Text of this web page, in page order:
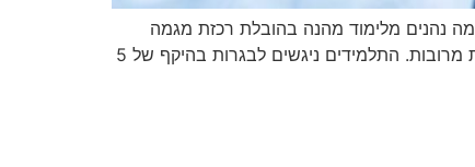
נהנים מלימוד מהנה בהובלת רכזת מגמה
וותיקה ואהובה המובילה אותם לציונים מדהימים בלימוד מהנה ומעשיר מתוך רמת עניין ומעורבות גבוה של למידה והתנסויות מרובות. התלמידים ניגשים לבגרות בהיקף של 5